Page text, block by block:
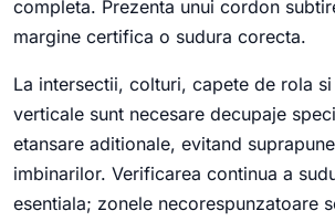
completa. Prezenta unui cordon
margine certifica o sudura corecta.
La intersectii, colturi, capete de rola
verticale sunt necesare decupaje
etansare aditionale, evitand
imbinarilor. Verificarea continua a
esentiala; zonele necorespunzatoare